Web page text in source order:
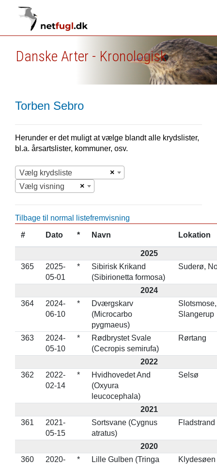
Danske Arter - Kronologisk
Torben Sebro
Herunder er det muligt at vælge blandt alle krydslister,
bl.a. årsartslister, kommuner, osv.
×
Vælg krydsliste
×
Vælg visning
Tilbage til normal listefremvisning
# Dato * Navn Lokation
2025
365
2025-
05-01
*
Sibirisk Krikand
(Sibirionetta formosa)
Suderø,
2024
364
2024-
06-10
*
Dværgskarv
(Microcarbo
pygmaeus)
Slotsmose,
Slangerup
363
2024-
05-10
*
Rødbrystet Svale
(Cecropis semirufa)
Rørtang
2022
362
2022-
02-14
*
Hvidhovedet And
(Oxyura
leucocephala)
Selsø
2021
361
2021-
05-15
Sortsvane (Cygnus
atratus)
Fladstrand
2020
360
2020-
*
Lille Gulben (Tringa
Klydesøen